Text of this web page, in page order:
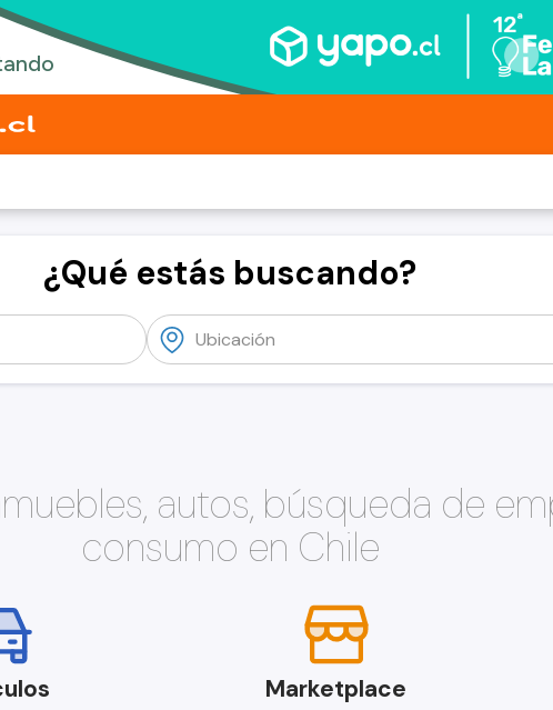
¿Qué estás buscando?
autos, búsqueda de
consumo en Chile
Marketplace